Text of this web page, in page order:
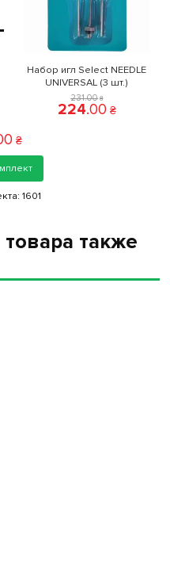
Набор игл Select NEEDLE
UNIVERSAL (3 шт.)
231.00 ₴
224.00 ₴
₴
1601
товара также